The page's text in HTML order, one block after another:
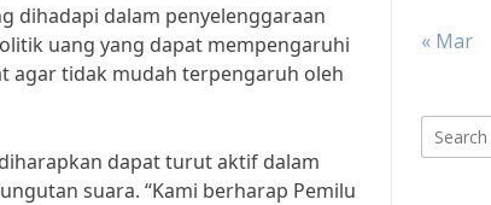
dihadapi dalam penyelenggaraan
uang yang dapat mempengaruhi
agar tidak mudah terpengaruh oleh
dapat turut aktif dalam
suara. “Kami berharap Pemilu
« Mar
Search
for: